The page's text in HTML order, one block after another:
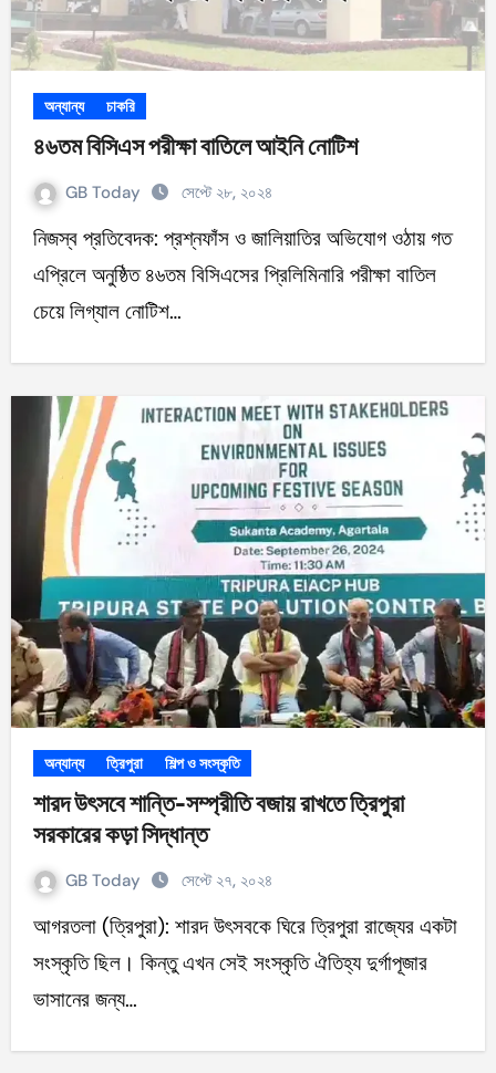
অন্যান্য চাকরি
৪৬তম বিসিএস পরীক্ষা বাতিলে আইনি নোটিশ
GB Today সেপ্টে ২৮, ২০২৪
নিজস্ব প্রতিবেদক: প্রশ্নফাঁস ও জালিয়াতির অভিযোগ ওঠায় গত
এপ্রিলে অনুষ্ঠিত ৪৬তম বিসিএসের প্রিলিমিনারি পরীক্ষা বাতিল
চেয়ে লিগ্যাল নোটিশ…
অন্যান্য ত্রিপুরা শিল্প ও সংস্কৃতি
শারদ উৎসবে শান্তি-সম্প্রীতি বজায় রাখতে ত্রিপুরা
সরকারের কড়া সিদ্ধান্ত
GB Today সেপ্টে ২৭, ২০২৪
আগরতলা (ত্রিপুরা): শারদ উৎসবকে ঘিরে ত্রিপুরা রাজ্যের একটা
সংস্কৃতি ছিল। কিন্তু এখন সেই সংস্কৃতি ঐতিহ্য দুর্গাপূজার
ভাসানের জন্য…